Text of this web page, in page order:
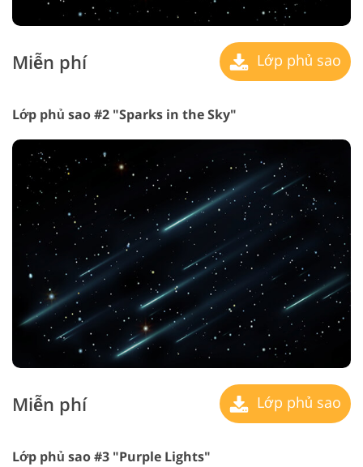
Miễn phí Lớp phủ sao
Lớp phủ sao #2 "Sparks in the Sky"
Miễn phí Lớp phủ sao
Lớp phủ sao #3 "Purple Lights"